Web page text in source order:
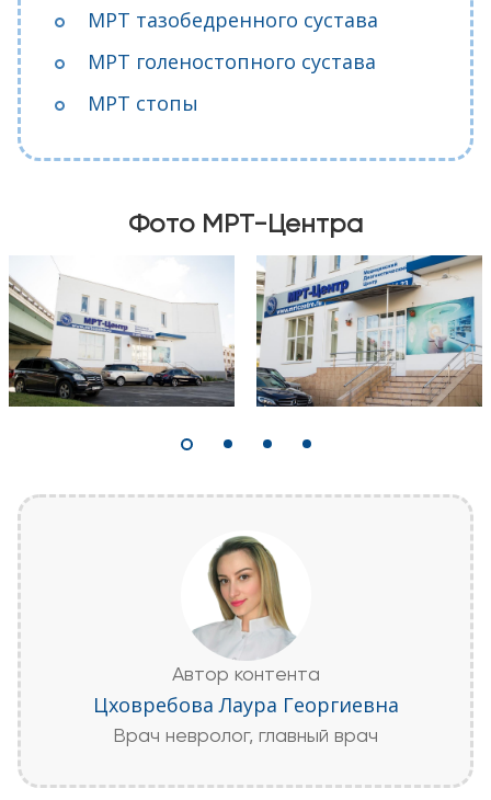
МРТ тазобедренного сустава
МРТ голеностопного сустава
МРТ стопы
Фото МРТ-Центра
Автор контента
Цховребова Лаура Георгиевна
Врач невролог, главный врач